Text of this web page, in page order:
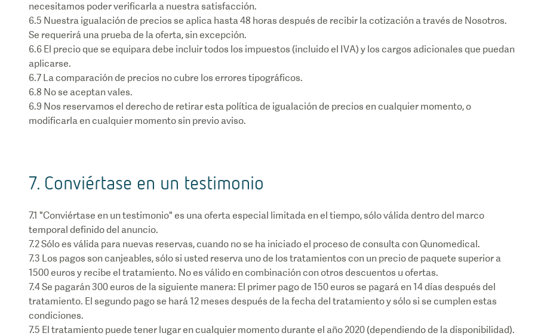
necesitamos poder verificarla a nuestra satisfacción.
6.5 Nuestra igualación de precios se aplica hasta 48 horas después de recibir la cotización a través de Nosotros.
Se requerirá una prueba de la oferta, sin excepción.
6.6 El precio que se equipara debe incluir todos los impuestos (incluido el IVA) y los cargos adicionales que puedan
aplicarse.
6.7 La comparación de precios no cubre los errores tipográficos.
6.8 No se aceptan vales.
6.9 Nos reservamos el derecho de retirar esta política de igualación de precios en cualquier momento, o
modificarla en cualquier momento sin previo aviso.
7. Conviértase en un testimonio
7.1 "Conviértase en un testimonio" es una oferta especial limitada en el tiempo, sólo válida dentro del marco
temporal definido del anuncio.
7.2 Sólo es válida para nuevas reservas, cuando no se ha iniciado el proceso de consulta con Qunomedical.
7.3 Los pagos son canjeables, sólo si usted reserva uno de los tratamientos con un precio de paquete superior a
1500 euros y recibe el tratamiento. No es válido en combinación con otros descuentos u ofertas.
7.4 Se pagarán 300 euros de la siguiente manera: El primer pago de 150 euros se pagará en 14 días después del
tratamiento. El segundo pago se hará 12 meses después de la fecha del tratamiento y sólo si se cumplen estas
condiciones.
7.5 El tratamiento puede tener lugar en cualquier momento durante el año 2020 (dependiendo de la disponibilidad).